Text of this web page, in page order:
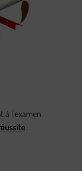
à l’examen